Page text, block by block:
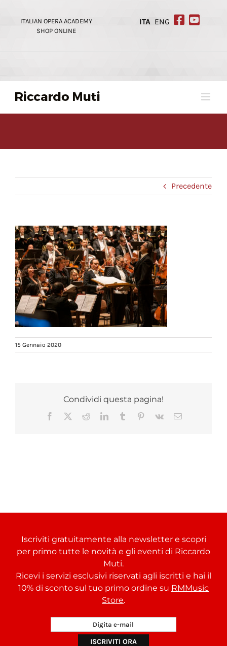
ITALIAN OPERA ACADEMY
SHOP ONLINE
ITA ENG
Precedente
15 Gennaio 2020
Condividi questa pagina!
Facebook RedditLinkedInTumblr Pinterest
Vk Email
Iscriviti gratuitamente alla newsletter e scopri
per primo tutte le novità e gli eventi di Riccardo
Muti.
Ricevi i servizi esclusivi riservati agli iscritti e hai il
10% di sconto sul tuo primo ordine su RMMusic
Store.